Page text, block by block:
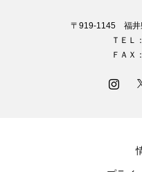
〒919-1145 福井
ＴＥＬ
ＦＡＸ